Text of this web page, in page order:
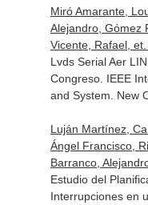
Miró Amarante,
Alejandro, Gómez
Vicente, Rafael,
Lvds Serial Aer
Congreso. IEEE
and System. New
Luján Martínez,
Ángel Francisco,
Barranco,
Estudio del
Interrupciones en